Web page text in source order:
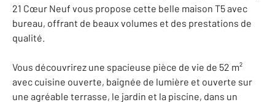
21 Cœur Neuf vous propose cette belle maison T5 avec
bureau, offrant de beaux volumes et des prestations de
qualité.
Vous découvrirez une spacieuse pièce de vie de 52 m²
avec cuisine ouverte, baignée de lumière et ouverte sur
une agréable terrasse, le jardin et la piscine, dans un